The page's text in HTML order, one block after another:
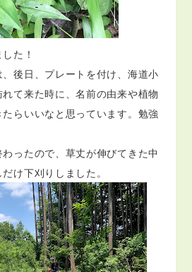
た！
後日、プレートを付け、海道小
て来た時に、名前の由来や植物
らいいなと思っています。勉強
ったので、草丈が伸びてきた中
け下刈りしました。